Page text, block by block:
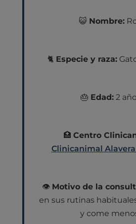
😺 Nombre:
🐈 Especie y raza:
🎂 Edad:2
🏥Centro
Clinicanimal
👁️ Motivo de la
en sus rutinas
y come